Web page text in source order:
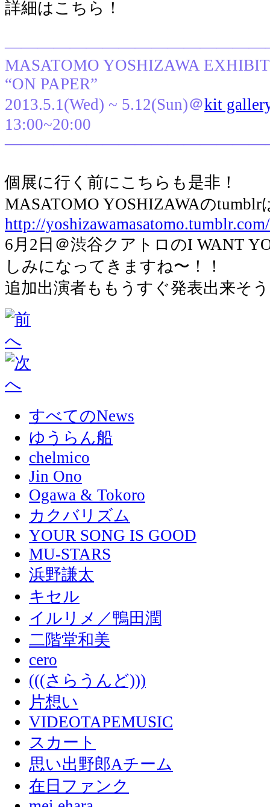
詳細はこちら！
MASATOMO YOSHIZAWA
“ON PAPER”
2013.5.1(Wed) ~ 5.12(Sun)＠kit
13:00~20:00
個展に行く前にこちらも是非！
MASATOMO YOSHIZAWAのtumblr
http://yoshizawamasatomo.tumblr.com/
6月2日＠渋谷クアトロのI WANT
しみになってきますね〜！！
追加出演者ももうすぐ発表出来そ
すべてのNews
ゆうらん船
chelmico
Jin Ono
Ogawa & Tokoro
カクバリズム
YOUR SONG IS GOOD
MU-STARS
浜野謙太
キセル
イルリメ／鴨田潤
二階堂和美
cero
(((さらうんど)))
片想い
VIDEOTAPEMUSIC
スカート
思い出野郎Aチーム
在日ファンク